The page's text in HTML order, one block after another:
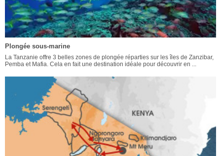
Plongée sous-marine
La Tanzanie offre 3 belles zones de plongée réparties sur les îles de Zanzibar,
Pemba et Mafia. Cela en fait une destination idéale pour découvrir en ...